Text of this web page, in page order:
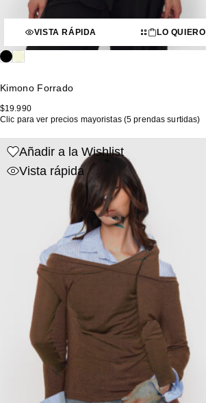
VISTA RÁPIDA LO QUIERO
Kimono Forrado
$19.990
Clic para ver precios mayoristas (5 prendas surtidas)
Añadir a la Wishlist
Vista rápida